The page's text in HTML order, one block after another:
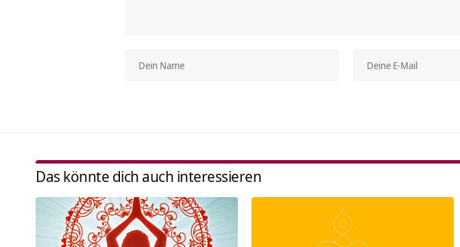
Das könnte dich auch interessieren